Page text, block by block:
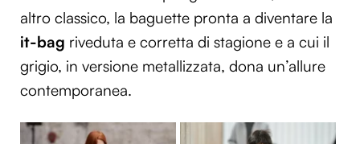
altro classico, la baguette pronta a diventare la
it-bag riveduta e corretta di stagione e a cui il
grigio, in versione metallizzata, dona un’allure
contemporanea.